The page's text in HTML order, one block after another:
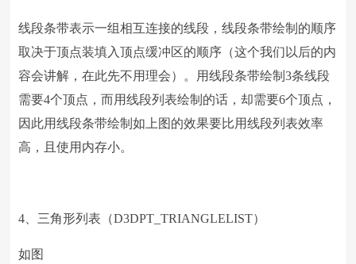
线段条带表示一组相互连接的线段，线段条带绘制的顺序
取决于顶点装填入顶点缓冲区的顺序（这个我们以后的内
容会讲解，在此先不用理会）。用线段条带绘制3条线段
需要4个顶点，而用线段列表绘制的话，却需要6个顶点，
因此用线段条带绘制如上图的效果要比用线段列表效率
高，且使用内存小。
4、三角形列表（D3DPT_TRIANGLELIST）
如图